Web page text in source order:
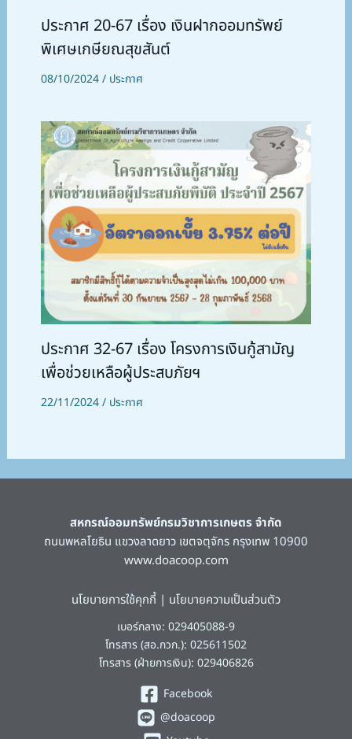
ประกาศ 20-67 เรื่อง เงินฝากออมทรัพย์
พิเศษเกษียณสุขสันต์
08/10/2024/ ประกาศ
ประกาศ 32-67 เรื่อง โครงการเงินกู้สามัญ
เพื่อช่วยเหลือผู้ประสบภัยฯ
22/11/2024/ ประกาศ
สหกรณ์ออมทรัพย์กรมวิชาการเกษตร จำกัด
ถนนพหลโยธิน แขวงลาดยาว เขตจตุจักร กรุงเทพ 10900
www.doacoop.com
นโยบายการใช้คุกกี้ | นโยบายความเป็นส่วนตัว
เบอร์กลาง: 029405088-9
โทรสาร (สอ.กวก.): 025611502
โทรสาร (ฝ่ายการเงิน): 029406826
Facebook
@doacoop